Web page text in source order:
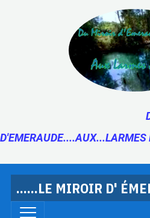
D'EMERAUDE....AUX...LARMES
......LE MIROIR D'